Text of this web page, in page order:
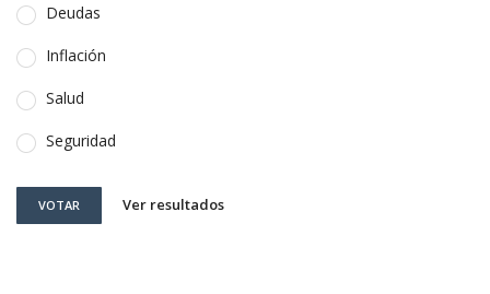
Deudas
Inflación
Salud
Seguridad
VOTAR Ver resultados